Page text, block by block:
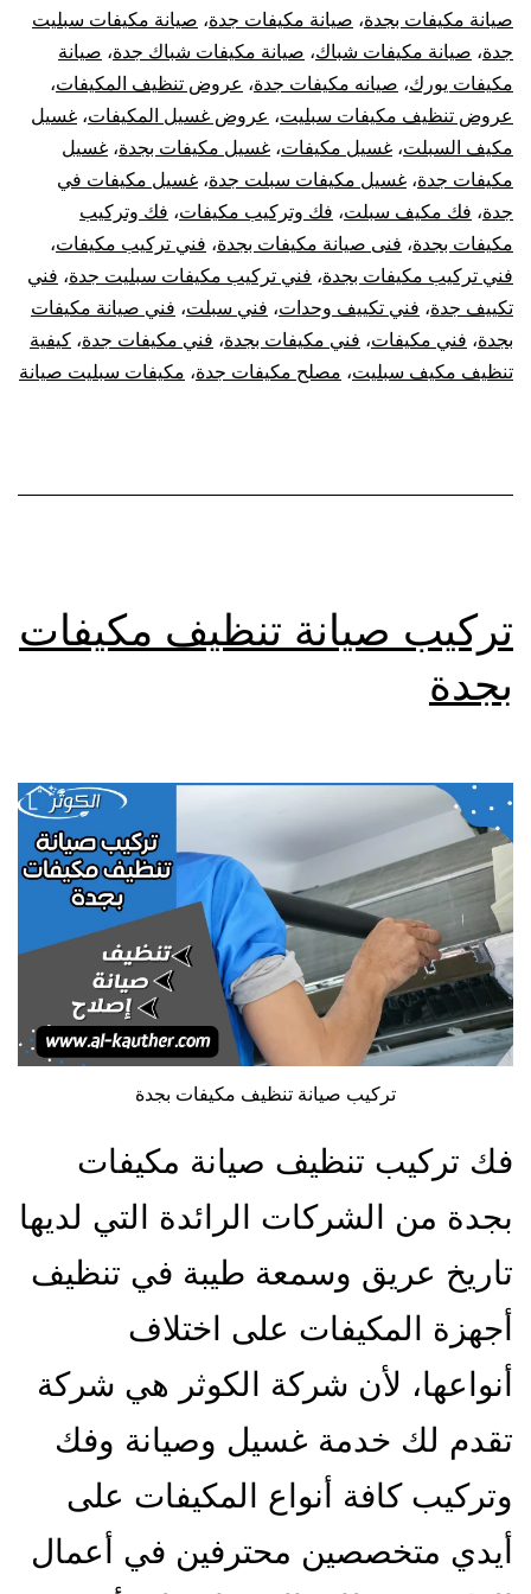
صيانة مكيفات بجدة، صيانة مكيفات جدة، صيانة مكيفات سبليت
جدة، صيانة مكيفات شباك، صيانة مكيفات شباك جدة، صيانة
مكيفات يورك، صيانه مكيفات جدة، عروض تنظيف المكيفات،
عروض تنظيف مكيفات سبليت، عروض غسيل المكيفات، غسيل
مكيف السبلت، غسيل مكيفات، غسيل مكيفات بجدة، غسيل
مكيفات جدة، غسيل مكيفات سبلت جدة، غسيل مكيفات في
جدة، فك مكيف سبلت، فك وتركيب مكيفات، فك وتركيب
مكيفات بجدة، فنى صيانة مكيفات بجدة، فني تركيب مكيفات،
فني تركيب مكيفات بجدة، فني تركيب مكيفات سبليت جدة، فني
تكييف جدة، فني تكييف وحدات، فني سبلت، فني صيانة مكيفات
بجدة، فني مكيفات، فني مكيفات بجدة، فني مكيفات جدة، كيفية
تنظيف مكيف سبليت، مصلح مكيفات جدة، مكيفات سبليت صيانة
تركيب صيانة تنظيف مكيفات
بجدة
تركيب صيانة تنظيف مكيفات بجدة
فك تركيب تنظيف صيانة مكيفات
بجدة من الشركات الرائدة التي لديها
تاريخ عريق وسمعة طيبة في تنظيف
أجهزة المكيفات على اختلاف
أنواعها، لأن شركة الكوثر هي شركة
تقدم لك خدمة غسيل وصيانة وفك
وتركيب كافة أنواع المكيفات على
أيدي متخصصين محترفين في أعمال